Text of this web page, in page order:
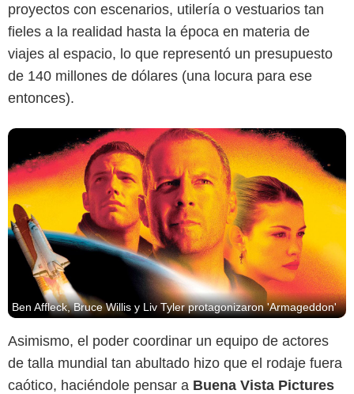
proyectos con escenarios, utilería o vestuarios tan
fieles a la realidad hasta la época en materia de
viajes al espacio, lo que representó un presupuesto
de 140 millones de dólares (una locura para ese
entonces).
Ben Affleck, Bruce Willis y Liv Tyler protagonizaron 'Armageddon'
Asimismo, el poder coordinar un equipo de actores
de talla mundial tan abultado hizo que el rodaje fuera
caótico, haciéndole pensar a Buena Vista Pictures